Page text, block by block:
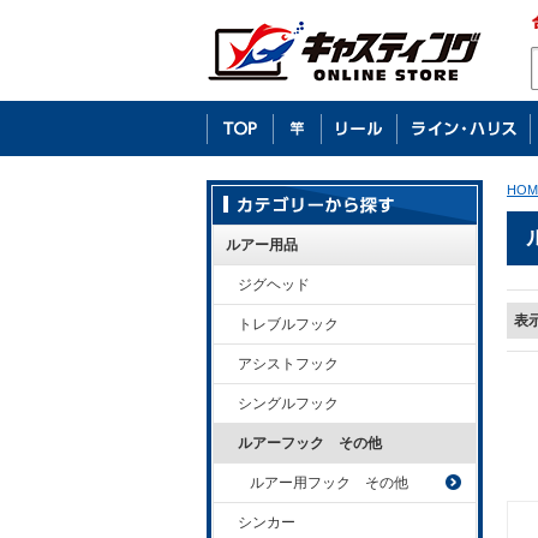
表
ルアー用品
ジグヘッド
トレブルフック
アシストフック
シングルフック
ルアーフック その他
ルアー用フック その他
シンカー